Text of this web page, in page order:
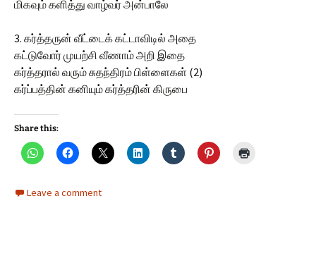
மிகவும் களித்து வாழ்வர் அன்பாலே
3. கர்த்தருன் வீட்டைக் கட்டாவிடில் அதை
கட்டுவோர் முயற்சி வீணாம் அறி இதை
கர்த்தரால் வரும் சுதந்திரம் பிள்ளைகள் (2)
கர்ப்பத்தின் கனியும் கர்த்தரின் கிருபை
Share this:
Leave a comment